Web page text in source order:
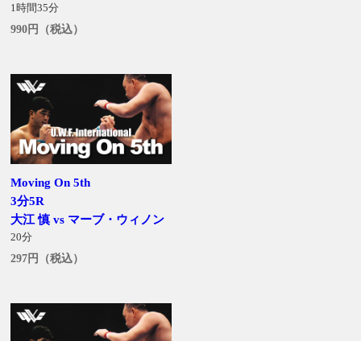
1時間35分
990円（税込）
Moving On 5th
3分5R
大江 慎 vs マーブ・ウィノン
20分
297円（税込）